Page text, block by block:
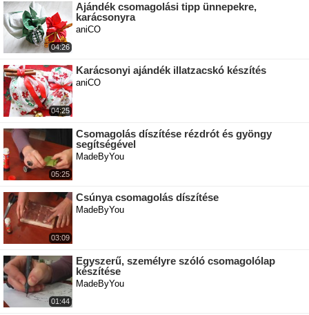
04:26
Ajándék csomagolási tipp ünnepekre,
karácsonyra
aniCO
04:25
Karácsonyi ajándék illatzacskó készítés
aniCO
05:25
Csomagolás díszítése rézdrót és gyöngy
segítségével
MadeByYou
03:09
Csúnya csomagolás díszítése
MadeByYou
01:44
Egyszerű, személyre szóló csomagolólap
készítése
MadeByYou